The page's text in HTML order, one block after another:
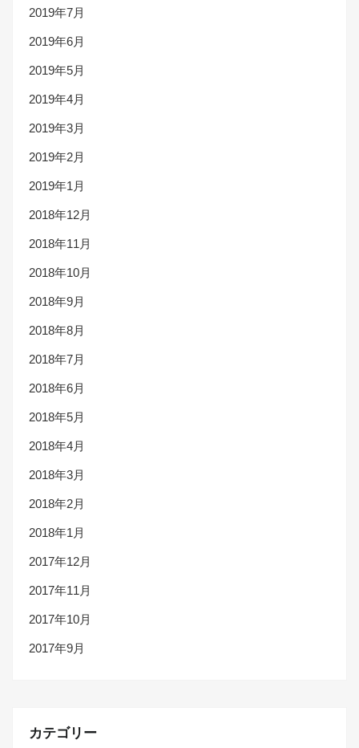
2019年7月
2019年6月
2019年5月
2019年4月
2019年3月
2019年2月
2019年1月
2018年12月
2018年11月
2018年10月
2018年9月
2018年8月
2018年7月
2018年6月
2018年5月
2018年4月
2018年3月
2018年2月
2018年1月
2017年12月
2017年11月
2017年10月
2017年9月
カテゴリー